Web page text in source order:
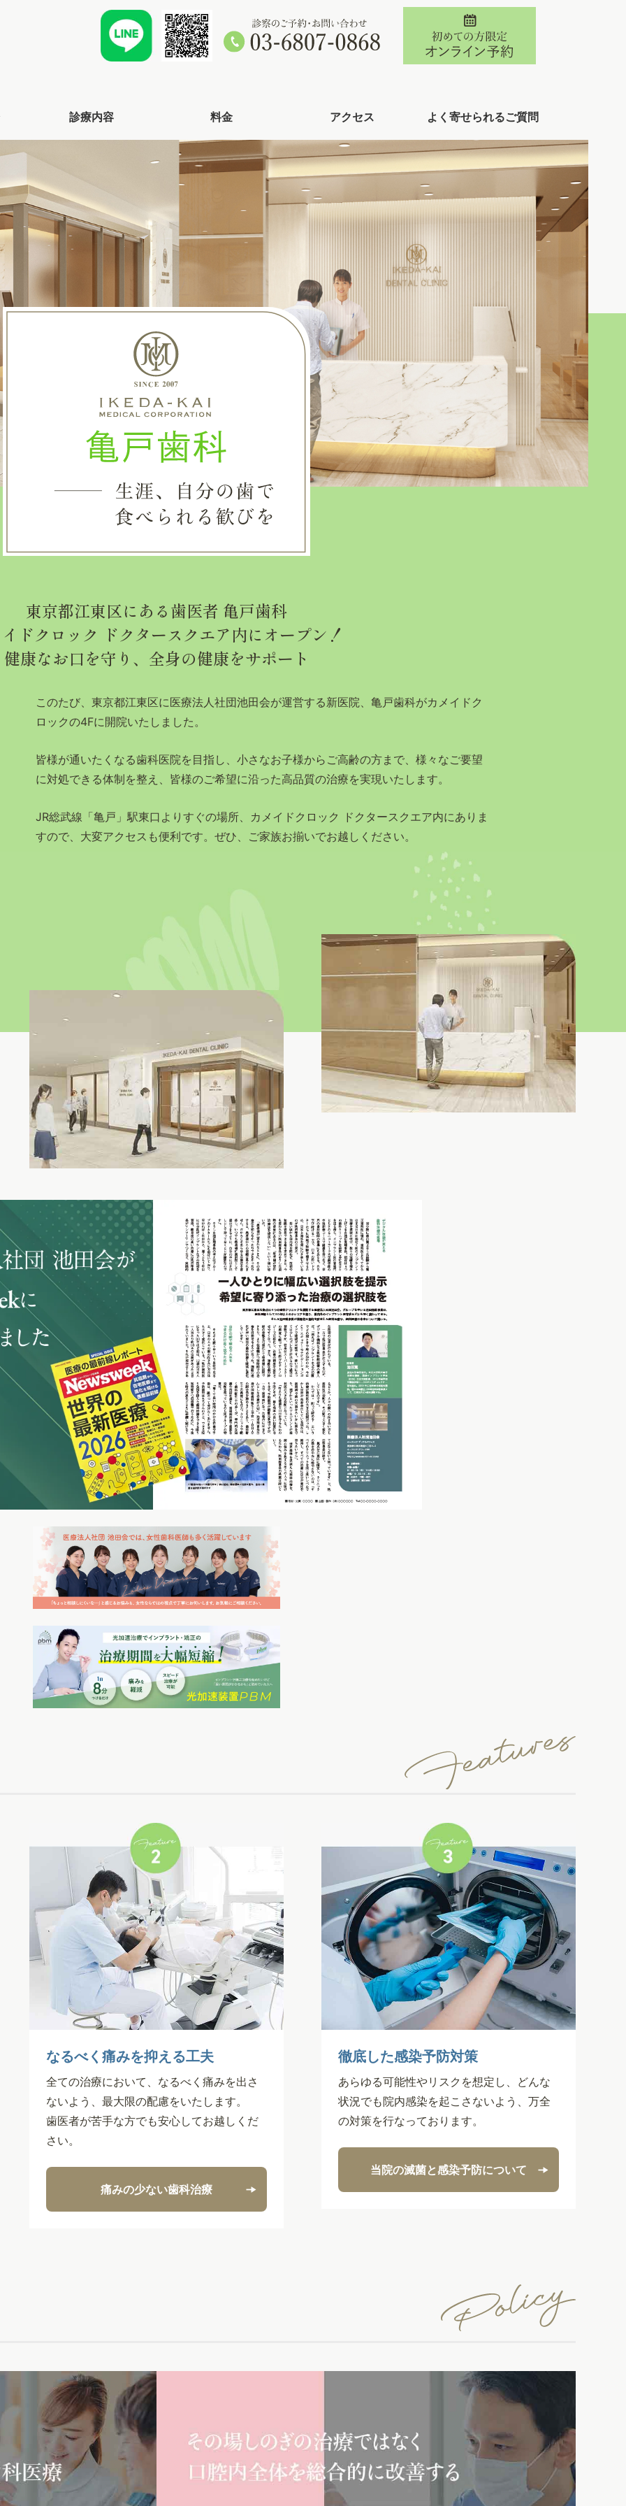
診療内容 料金 アクセス よく寄せられるご質問
東京都江東区にある歯医者 亀戸歯科
ドクロック ドクタースクエア内にオープン！
健康なお口を守り、 全身の健康をサポート
このたび、東京都江東区に医療法人社団池田会が運営する新医院、亀戸歯科がカメイドク
ロックの4Fに開院いたしました。
皆様が通いたくなる歯科医院を目指し、小さなお子様からご高齢の方まで、様々なご要望
に対処できる体制を整え、皆様のご希望に沿った高品質の治療を実現いたします。
JR総武線「亀戸」駅東口よりすぐの場所、カメイドクロック ドクタースクエア内にありま
すので、大変アクセスも便利です。ぜひ、ご家族お揃いでお越しください。
なるべく痛みを抑える工夫
全ての治療において、なるべく痛みを出さ
ないよう、最大限の配慮をいたします。
歯医者が苦手な方でも安心してお越しくだ
さい。
痛みの少ない歯科治療
徹底した感染予防対策
あらゆる可能性やリスクを想定し、どんな
状況でも院内感染を起こさないよう、万全
の対策を行なっております。
当院の滅菌と感染予防について